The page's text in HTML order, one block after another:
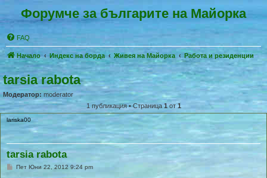
Форумче за българите на Майорка
FAQ
Начало Индекс на борда Живея на Майoрка Работа и резиденции
tarsia rabota
Модератор: moderator
1 публикация • Страница 1от1
lariska00
tarsia rabota
ППет Юни 22, 2012 9:24 pm